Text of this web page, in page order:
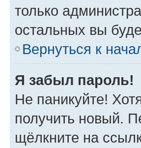
только
остальных вы
Вернуться к
Я забыл пароль!
Не паникуйте!
получить новый.
щёлкните на